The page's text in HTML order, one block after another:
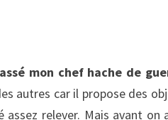
mon chef hache de
autres car il propose des
assez relever. Mais avant